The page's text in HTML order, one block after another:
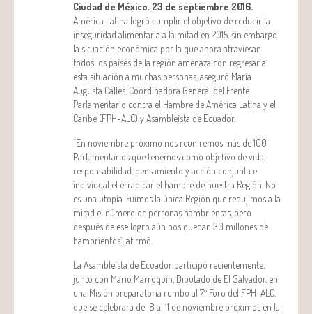
Ciudad de México, 23 de septiembre 2016.
América Latina logró cumplir el objetivo de reducir la
inseguridad alimentaria a la mitad en 2015, sin embargo
la situación económica por la que ahora atraviesan
todos los países de la región amenaza con regresar a
esta situación a muchas personas, aseguró María
Augusta Calles, Coordinadora General del Frente
Parlamentario contra el Hambre de América Latina y el
Caribe (FPH-ALC) y Asambleísta de Ecuador.
“En noviembre próximo nos reuniremos más de 100
Parlamentarios que tenemos como objetivo de vida,
responsabilidad, pensamiento y acción conjunta e
individual el erradicar el hambre de nuestra Región. No
es una utopía. Fuimos la única Región que redujimos a la
mitad el número de personas hambrientas, pero
después de ese logro aún nos quedan 30 millones de
hambrientos”, afirmó.
La Asambleísta de Ecuador participó recientemente,
junto con Mario Marroquín, Diputado de El Salvador, en
una Misión preparatoria rumbo al 7º Foro del FPH-ALC,
que se celebrará del 8 al 11 de noviembre próximos en la